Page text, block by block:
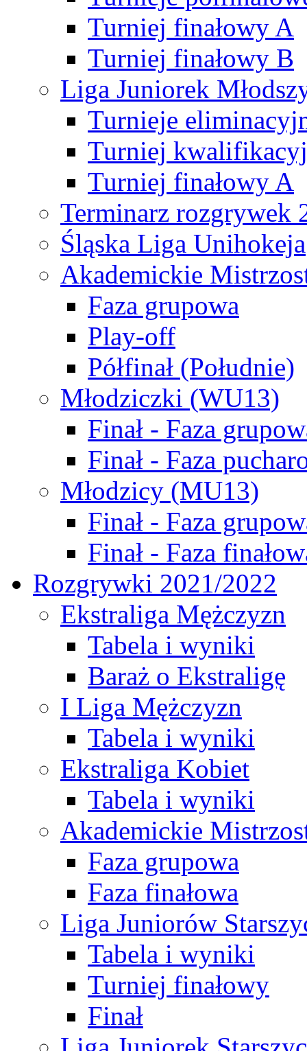
Turniej finałowy A
Turniej finałowy B
Liga Juniorek
Turnieje
Turniej
Turniej finałowy A
Terminarz rozgrywek
Śląska Liga Unihokeja
Akademickie
Faza grupowa
Play-off
Półfinał (Południe)
Młodziczki (WU13)
Finał - Faza
Finał - Faza
Młodzicy (MU13)
Finał - Faza
Finał - Faza
Rozgrywki 2021/2022
Ekstraliga Mężczyzn
Tabela i wyniki
Baraż o Ekstraligę
I Liga Mężczyzn
Tabela i wyniki
Ekstraliga Kobiet
Tabela i wyniki
Akademickie
Faza grupowa
Faza finałowa
Liga Juniorów
Tabela i wyniki
Turniej finałowy
Finał